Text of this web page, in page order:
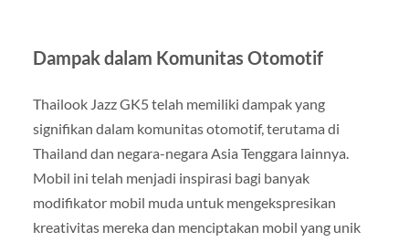
Dampak dalam Komunitas Otomotif
Thailook Jazz GK5 telah memiliki dampak yang
signifikan dalam komunitas otomotif, terutama di
Thailand dan negara-negara Asia Tenggara lainnya.
Mobil ini telah menjadi inspirasi bagi banyak
modifikator mobil muda untuk mengekspresikan
kreativitas mereka dan menciptakan mobil yang unik